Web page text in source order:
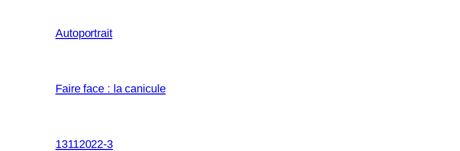
Autoportrait
Faire face : la canicule
13112022-3